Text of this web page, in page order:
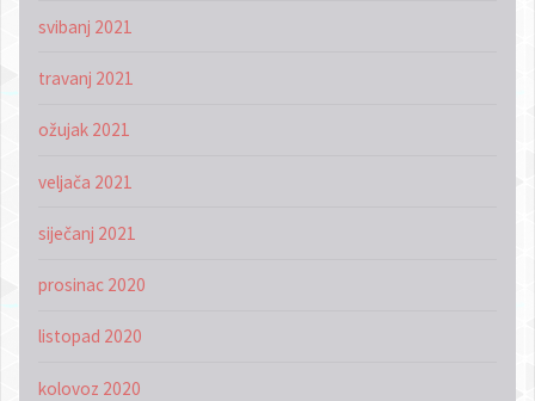
svibanj 2021
travanj 2021
ožujak 2021
veljača 2021
siječanj 2021
prosinac 2020
listopad 2020
kolovoz 2020